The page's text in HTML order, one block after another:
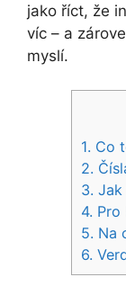
jako říct, že
víc – a
myslí.
1. Co
2.
3. Jak
4. Pro
5. Na
6.